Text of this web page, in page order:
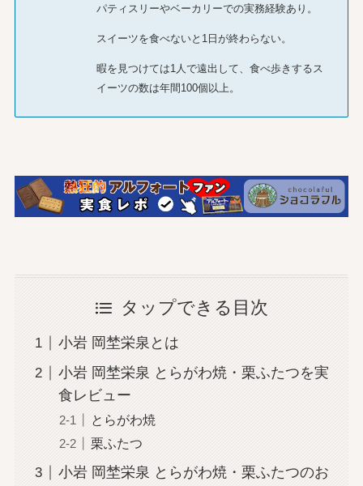
パティスリーやベーカリーでの実務経験あり。
スイーツを食べないと1日が終わらない。
暇を見つけては1人で遠出して、食べ歩きするス
イーツの数は年間100個以上。
タップできる目次
小岩 岡埜栄泉とは
小岩 岡埜栄泉 とらがわ焼・栗ふたつを実
食レビュー
とらがわ焼
栗ふたつ
小岩 岡埜栄泉 とらがわ焼・栗ふたつのお